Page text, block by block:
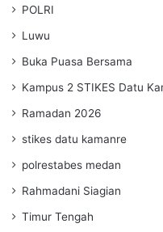
POLRI
Luwu
Buka Puasa Bersama
Kampus 2 STIKES Datu
Ramadan 2026
stikes datu kamanre
polrestabes medan
Rahmadani Siagian
Timur Tengah